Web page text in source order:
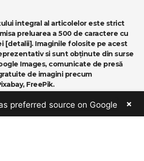
integral al articolelor este strict
preluarea a 500 de caractere cu
[detalii]. Imaginile folosite pe acest
si sunt obținute din surse
Images, comunicate de presă
de imagini precum
, FreePik.
×